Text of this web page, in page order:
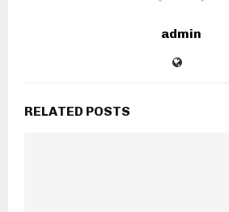
admin
RELATED POSTS